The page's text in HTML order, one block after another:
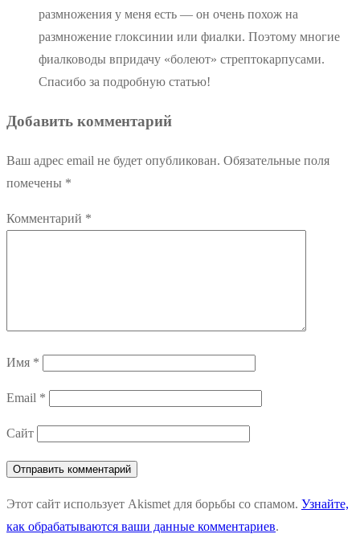
размножения у меня есть — он очень похож на
размножение глоксинии или фиалки. Поэтому многие
фиалководы впридачу «болеют» стрептокарпусами.
Спасибо за подробную статью!
Добавить комментарий
Ваш адрес email не будет опубликован. Обязательные поля
помечены *
Комментарий *
Имя *
Email *
Сайт
Этот сайт использует Akismet для борьбы со спамом. Узнайте,
как обрабатываются ваши данные комментариев.